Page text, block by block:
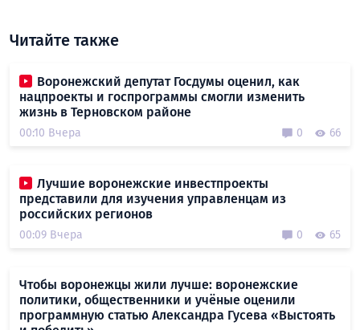
Читайте также
Воронежский депутат Госдумы оценил, как
нацпроекты и госпрограммы смогли изменить
жизнь в Терновском районе
00:10 Вчера 0 66
Лучшие воронежские инвестпроекты
представили для изучения управленцам из
российских регионов
00:09 Вчера 0 65
Чтобы воронежцы жили лучше: воронежские
политики, общественники и учёные оценили
программную статью Александра Гусева «Выстоять